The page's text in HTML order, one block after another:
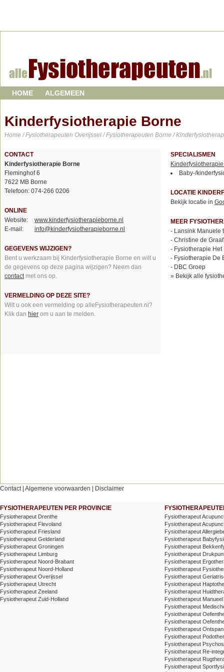
HOME ALGEMEEN
Kinderfysiotherapie Borne
Home /Fysiotherapeuten Overijssel/Fysiotherapeuten Borne /
CONTACT
Kinderfysiotherapie Borne
Fleminghof 6
7622 MB Borne
Telefoon: 074-266 0206
ONLINE
Website:
www.kinderfysiotherapieborne.nl
E-mail:
info@kinderfysiotherapieborne.nl
GEGEVENS WIJZIGEN?
Bent u werkzaam bij Kinderfysiotherapie Borne en wilt u
de gegevens op deze pagina wijzigen? Neem dan
contactmet ons op.
VERMELDING OP DEZE SITE?
Wilt u ook een vermelding op alleFysiotherapeuten.nl?
Klik dan hier om u aan te melden.
SPECIALISMEN
Baby-/
LOCATIE
Bekijk locatie in
MEER
- Lansink Manuele
- Christine de
- Fysiotherapie Het
- Fysiotherapie De
- DBC Groep
» Bekijk alle
Contact| Algemene voorwaarden Disclaimer
FYSIOTHERAPEUTEN PER PROVINCIE
Fysiotherapeut Drenthe
Fysiotherapeut Flevoland
Fysiotherapeut Friesland
Fysiotherapeut Gelderland
Fysiotherapeut Groningen
Fysiotherapeut Limburg
Fysiotherapeut Noord-Brabant
Fysiotherapeut Noord-Holland
Fysiotherapeut Overijssel
Fysiotherapeut Utrecht
Fysiotherapeut Zeeland
Fysiotherapeut Zuid-Holland
Fysiotherapeut
Fysiotherapeut
Fysiotherapeut
Fysiotherapeut
Fysiotherapeut
Fysiotherapeut
Fysiotherapeut
Fysiotherapeut
Fysiotherapeut
Fysiotherapeut
Fysiotherapeut
Fysiotherapeut
Fysiotherapeut
Fysiotherapeut
Fysiotherapeut
Fysiotherapeut
Fysiotherapeut
Fysiotherapeut
Fysiotherapeut Re-
Fysiotherapeut
Fysiotherapeut